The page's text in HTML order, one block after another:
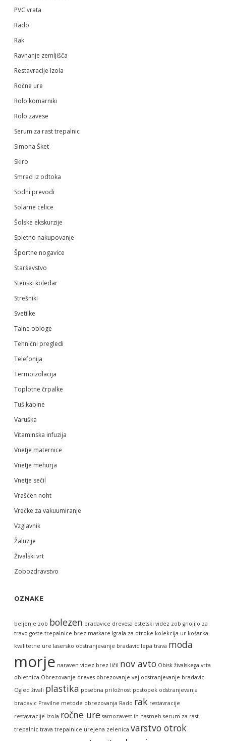
PVC vrata
Rado
Rak
Ravnanje zemljišča
Restavracije Izola
Ročne ure
Rolo komarniki
Rolo zavese
Serum za rast trepalnic
Simona Šket
Skiro
Smrad iz odtoka
Sodni prevodi
Solarne celice
Šolske ekskurzije
Spletno nakupovanje
Športne nogavice
Starševstvo
Stenski koledar
Strešniki
Svetilke
Talne obloge
Tehnični pregledi
Telefonija
Termoizolacija
Toplotne črpalke
Tuš kabine
Varuška
Vitaminska infuzija
Vnetje maternice
Vnetje mehurja
Vnetje sečil
Vraščen noht
Vrečke za vakuumiranje
Vzglavnik
Žaluzije
Živalski vrt
Zobozdravstvo
OZNAKE
beljenje zob bolezen bradavice drevesa estetski videz zob gnojilo za
travo goste trepalnice brez maskare Igrala za otroke kolekcija ur košarka
kvalitetne ure lasersko odstranjevanje bradavic lepa trava moda
morje naraven videz brez ličil nov avto Obisk živalskega vrta
obletnica Obrezovanje dreves obrezovanje vej odstranjevanje bradavic
Ogled živali plastika posebna priložnost postopek odstranjevanja
bradavic Pravilne metode obrezovanja Rado rak restavracije
restavracije Izola ročne ure samozavest in nasmeh serum za rast
trepalnic trava trepalnice urejena zelenica varstvo otrok